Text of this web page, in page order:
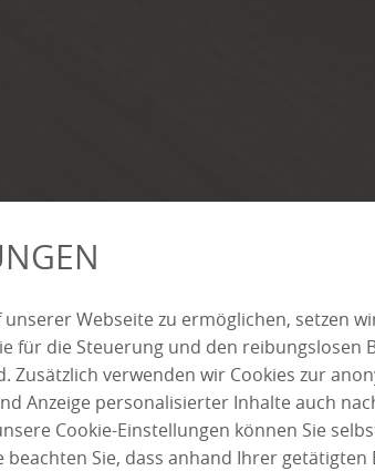
Webseite zu ermöglichen, setzen
für die Steuerung und den reibungslosen
Zusätzlich verwenden wir Cookies zur
Anzeige personalisierter Inhalte auch
Cookie-Einstellungen können Sie
beachten Sie, dass anhand Ihrer